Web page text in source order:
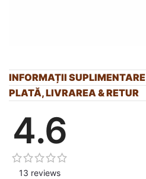
INFORMAȚII SUPLIMENTARE
PLATĂ, LIVRAREA & RETUR
4.6
13 reviews